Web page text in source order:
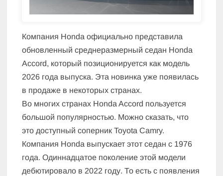
Компания Honda официально представила
обновленный среднеразмерный седан Honda
Accord, который позиционируется как модель
2026 года выпуска. Эта новинка уже появилась
в продаже в некоторых странах.
Во многих странах Honda Accord пользуется
большой популярностью. Можно сказать, что
это доступный соперник Toyota Camry.
Компания Honda выпускает этот седан с 1976
года. Одиннадцатое поколение этой модели
дебютировало в 2022 году. То есть с появления